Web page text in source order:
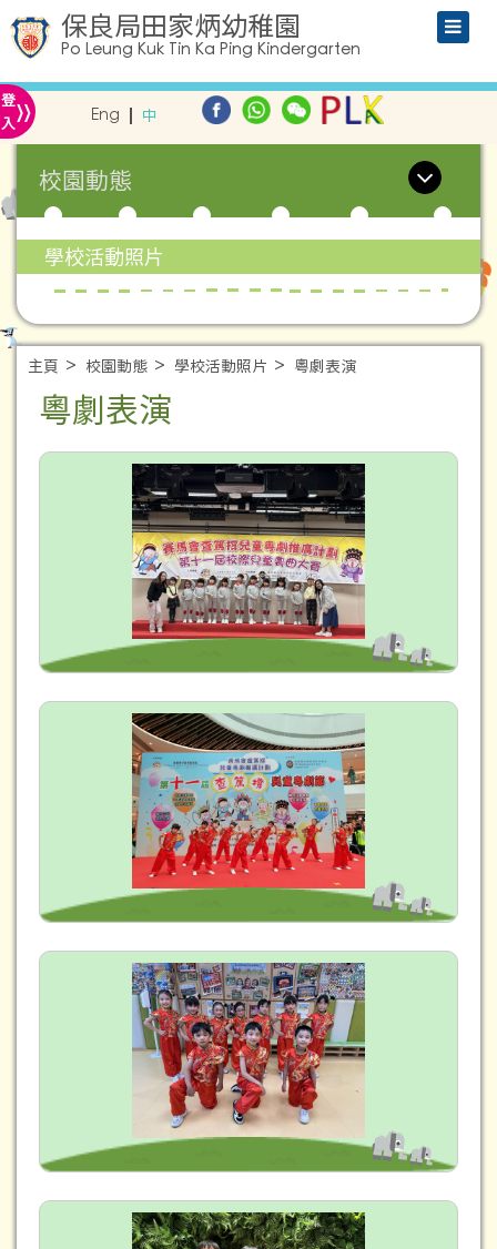
保良局田家炳幼稚園
Po Leung Kuk Tin Ka Ping Kindergarten
登
入» Eng 中
校園動態
學校活動照片
主頁 校園動態 學校活動照片 粵劇表演
粵劇表演